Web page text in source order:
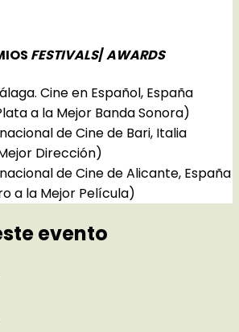
FESTIVALS/AWARDS
Cine en Español, España
a la Mejor Banda Sonora)
de Cine de Bari, Italia
Dirección)
de Cine de Alicante, España
a la Mejor Película)
evento